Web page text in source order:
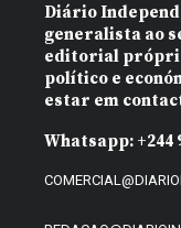
Diário
generalista ao
editorial
político e
estar em
Whatsapp: +244